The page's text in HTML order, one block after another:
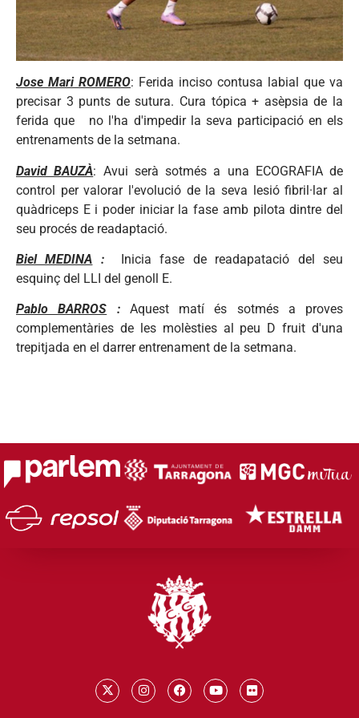
Jose Mari ROMERO: Ferida inciso contusa labial que va
precisar 3 punts de sutura. Cura tópica + asèpsia de la
ferida que no l'ha d'impedir la seva participació en els
entrenaments de la setmana.
David BAUZÀ: Avui serà sotmés a una ECOGRAFIA de
control per valorar l'evolució de la seva lesió fibril·lar al
quàdriceps E i poder iniciar la fase amb pilota dintre del
seu procés de readaptació.
Biel MEDINA : Inicia fase de readapatació del seu
esquinç del LLI del genoll E.
Pablo BARROS :Aquest matí és sotmés a proves
complementàries de les molèsties al peu D fruit d'una
trepitjada en el darrer entrenament de la setmana.